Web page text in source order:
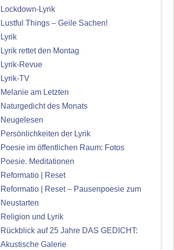
Lockdown-Lyrik
Lustful Things – Geile Sachen!
Lyrik
Lyrik rettet den Montag
Lyrik-Revue
Lyrik-TV
Melanie am Letzten
Naturgedicht des Monats
Neugelesen
Persönlichkeiten der Lyrik
Poesie im öffentlichen Raum: Fotos
Poesie. Meditationen
Reformatio | Reset
Reformatio | Reset – Pausenpoesie zum
Neustarten
Religion und Lyrik
Rückblick auf 25 Jahre DAS GEDICHT:
Akustische Galerie